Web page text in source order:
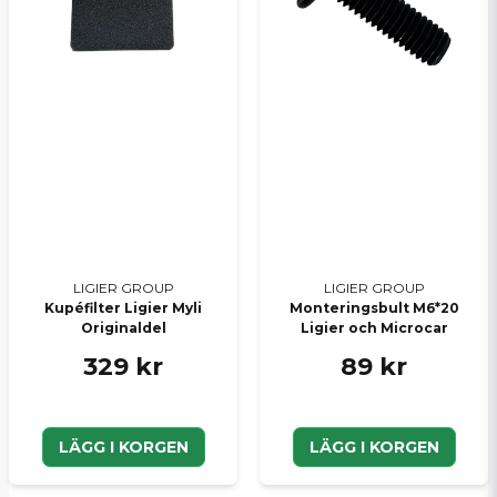
LIGIER GROUP
Kupéfilter Ligier Myli
Originaldel
329 kr
LÄGG I KORGEN
LIGIER GROUP
Monteringsbult M6*20
Ligier och Microcar
89 kr
LÄGG I KORGEN